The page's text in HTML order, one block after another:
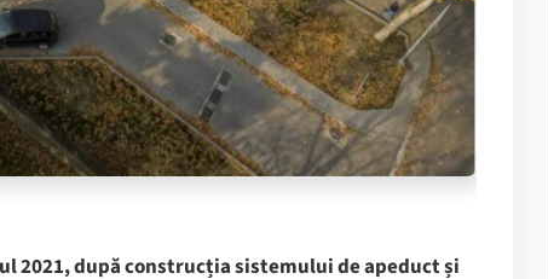
2021, după construcția sistemului de apeduct și